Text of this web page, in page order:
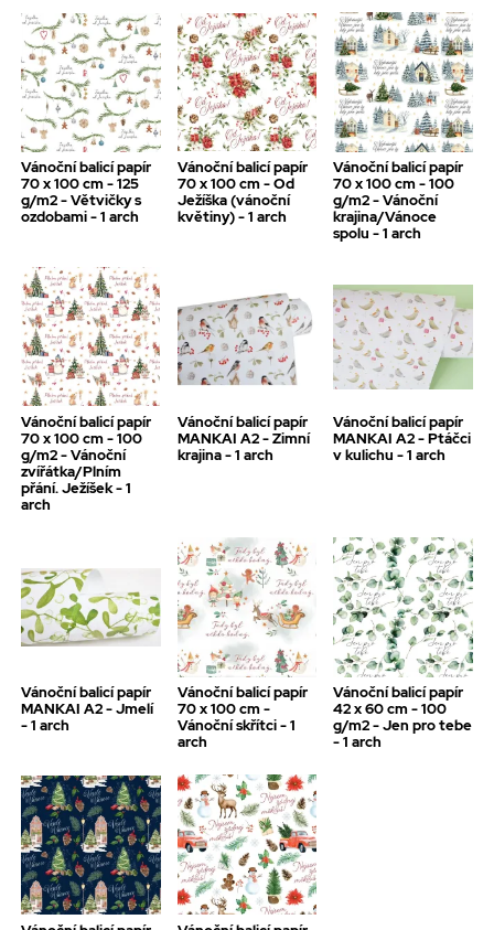
Vánoční balicí papír
70 x 100 cm - 125
g/m2 - Větvičky s
ozdobami - 1 arch
Vánoční balicí papír
70 x 100 cm - Od
Ježíška (vánoční
květiny) - 1 arch
Vánoční balicí papír
70 x 100 cm - 100
g/m2 - Vánoční
krajina/Vánoce
spolu - 1 arch
Vánoční balicí papír
70 x 100 cm - 100
g/m2 - Vánoční
zvířátka/Plním
přání. Ježíšek - 1
arch
Vánoční balicí papír
MANKAI A2 - Zimní
krajina - 1 arch
Vánoční balicí papír
MANKAI A2 - Ptáčci
v kulichu - 1 arch
Vánoční balicí papír
MANKAI A2 - Jmelí
- 1 arch
Vánoční balicí papír
70 x 100 cm -
Vánoční skřítci - 1
arch
Vánoční balicí papír
42 x 60 cm - 100
g/m2 - Jen pro tebe
- 1 arch